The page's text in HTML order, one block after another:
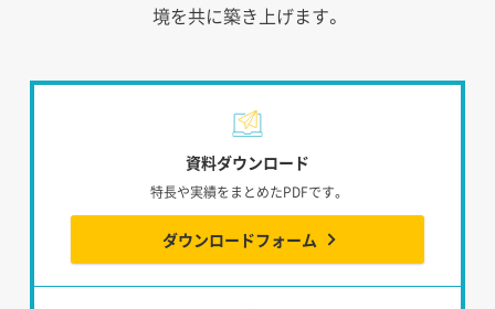
境を共に築き上げます。
資料ダウンロード
特長や実績をまとめたPDFです。
ダウンロードフォーム